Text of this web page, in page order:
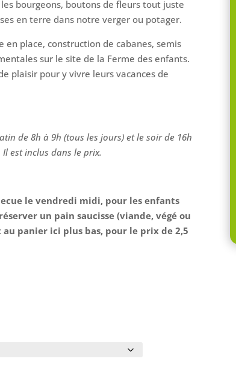
bourgeons, boutons de fleurs tout juste
en terre dans notre verger ou potager.
place, construction de cabanes, semis
sur le site de la Ferme des enfants.
plaisir pour y vivre leurs vacances de
de 8h à 9h (tous les jours) et le soir de 16h
Il est inclus dans le prix.
le vendredi midi, pour les enfants
un pain saucisse (viande, végé ou
panier ici plus bas, pour le prix de 2,5